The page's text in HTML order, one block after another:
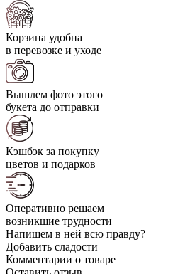
Корзина удобна
в перевозке и уходе
Вышлем фото этого
букета до отправки
Кэшбэк за покупку
цветов и подарков
Оперативно решаем
возникшие трудности
Напишем в ней всю правду?
Добавить сладости
Комментарии о товаре